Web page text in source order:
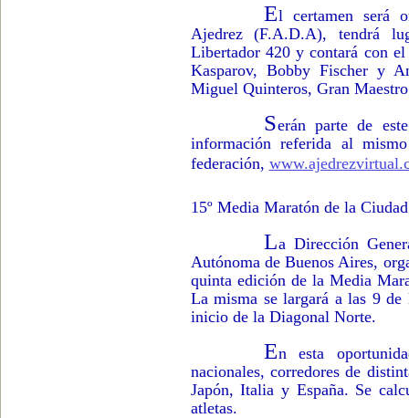
El certamen será
Ajedrez (F.A.D.A), tendrá
Libertador 420 y contará con
Kasparov, Bobby Fischer y
Miguel Quinteros, Gran
Serán parte de
información referida al
federación,
15º Media Maratón de la Ciudad
La Dirección
Autónoma de Buenos Aires,
quinta edición de la Media
La misma se largará a las 9
inicio de la Diagonal Norte.
En esta
nacionales, corredores de
Japón, Italia y España. Se
atletas.